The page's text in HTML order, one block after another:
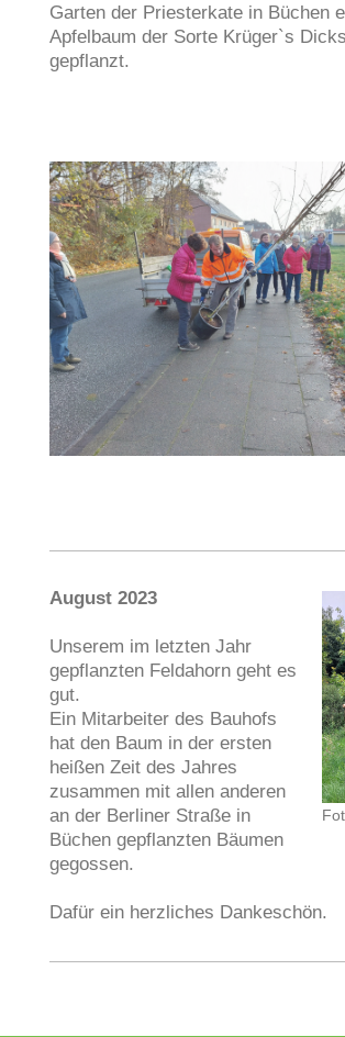
Garten der Priesterkate in Büchen
Apfelbaum der Sorte Krüger`s
gepflanzt.
August 2023
Unserem im letzten Jahr
gepflanzten Feldahorn geht es
gut.
Ein Mitarbeiter des Bauhofs
hat den Baum in der ersten
heißen Zeit des Jahres
zusammen mit allen anderen
an der Berliner Straße in
Büchen gepflanzten Bäumen
gegossen.
Dafür ein herzliches Dankeschön.